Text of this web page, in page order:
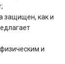
защищен, как и
и